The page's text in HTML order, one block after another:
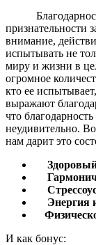
Благодарность
признательности
внимание,
испытывать не
миру и жизни в
огромное
кто ее
выражают
что
неудивительно.
нам дарит это
Энергия и
И как бонус: